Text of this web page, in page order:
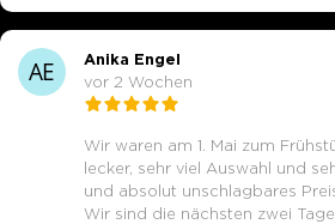
Anika Engel
vor 2 Wochen
Wir waren am 1. Mai zum
lecker, sehr viel Auswahl und
und absolut unschlagbares
Wir sind die nächsten zwei